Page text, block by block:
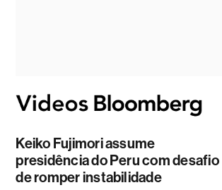
Keiko Fujimori assume
presidência do Peru com desafio
de romper instabilidade